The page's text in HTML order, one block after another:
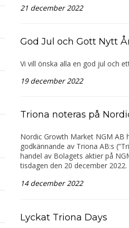
21 december 2022
God Jul och Gott Nytt
Vi vill önska alla en god jul och
19 december 2022
Triona noteras på
Nordic Growth Market NGM AB
godkännande av Triona AB:s
handel av Bolagets aktier på
tisdagen den 20 december 2022.
14 december 2022
Lyckat Triona Days